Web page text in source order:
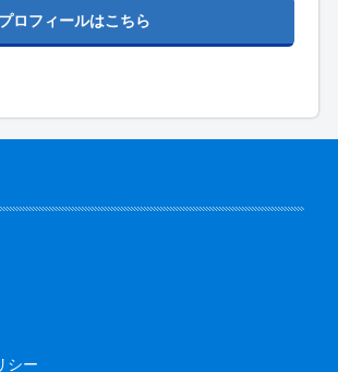
ロフィールはこちら
シー